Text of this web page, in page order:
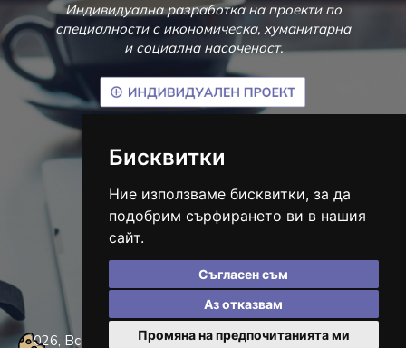
Бисквитки
Ние използваме бисквитки, за да
подобрим сърфирането ви в нашия
сайт.
Съгласен съм
Аз отказвам
Промяна на предпочитанията ми
Индивидуална разработка на проекти по
специалности с икономическа, хуманитарна
и социална насоченост.
тел.:(+359) 895 867 745
Социални мрежи
Работно време
Понеделник - Петък 09:00 - 18:00
Събота и Неделя - Почивни
2026, Всички права запазени.Политика за защита на